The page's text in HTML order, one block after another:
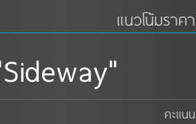
แนวโน้มราคา
คะแนน